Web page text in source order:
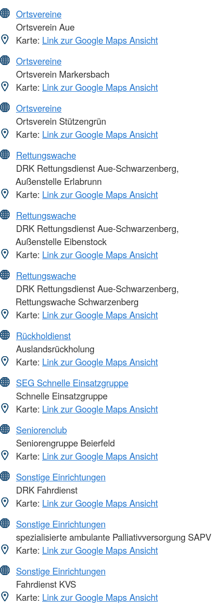
Ortsvereine
Ortsverein Aue
Karte: Link zur Google Maps Ansicht
Ortsvereine
Ortsverein Markersbach
Karte: Link zur Google Maps Ansicht
Ortsvereine
Ortsverein Stützengrün
Karte: Link zur Google Maps Ansicht
Rettungswache
DRK Rettungsdienst Aue-Schwarzenberg,
Außenstelle Erlabrunn
Karte: Link zur Google Maps Ansicht
Rettungswache
DRK Rettungsdienst Aue-Schwarzenberg,
Außenstelle Eibenstock
Karte: Link zur Google Maps Ansicht
Rettungswache
DRK Rettungsdienst Aue-Schwarzenberg,
Rettungswache Schwarzenberg
Karte: Link zur Google Maps Ansicht
Rückholdienst
Auslandsrückholung
Karte: Link zur Google Maps Ansicht
SEG Schnelle Einsatzgruppe
Schnelle Einsatzgruppe
Karte: Link zur Google Maps Ansicht
Seniorenclub
Seniorengruppe Beierfeld
Karte: Link zur Google Maps Ansicht
Sonstige Einrichtungen
DRK Fahrdienst
Karte: Link zur Google Maps Ansicht
Sonstige Einrichtungen
spezialisierte ambulante Palliativversorgung SAPV
Karte: Link zur Google Maps Ansicht
Sonstige Einrichtungen
Fahrdienst KVS
Karte: Link zur Google Maps Ansicht